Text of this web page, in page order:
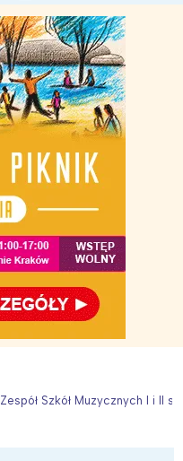
Zespół Szkół Muzycznych I i II